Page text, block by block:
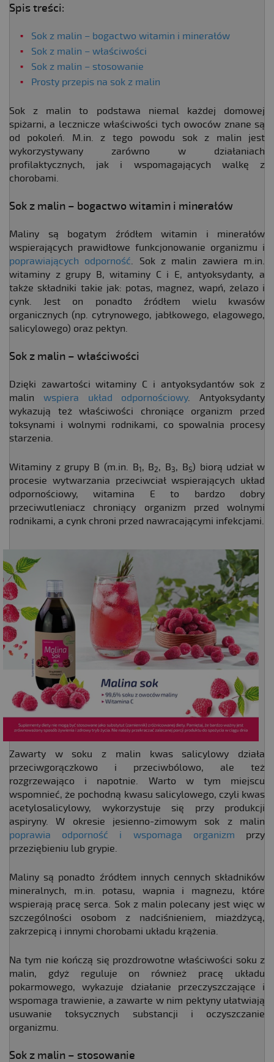
Spis treści:
Sok z malin – bogactwo witamin i minerałów
Sok z malin – właściwości
Sok z malin – stosowanie
Prosty przepis na sok z malin
Sok z malin to podstawa niemal każdej domowej
spiżarni, a lecznicze właściwości tych owoców znane są
od pokoleń. M.in. z tego powodu sok z malin jest
wykorzystywany zarówno w działaniach
profilaktycznych, jak i wspomagających walkę z
chorobami.
Sok z malin – bogactwo witamin i minerałów
Maliny są bogatym źródłem witamin i minerałów
wspierających prawidłowe funkcjonowanie organizmu i
poprawiających odporność. Sok z malin zawiera m.in.
witaminy z grupy B, witaminy C i E, antyoksydanty, a
także składniki takie jak: potas, magnez, wapń, żelazo i
cynk. Jest on ponadto źródłem wielu kwasów
organicznych (np. cytrynowego, jabłkowego, elagowego,
salicylowego) oraz pektyn.
Sok z malin – właściwości
Dzięki zawartości witaminy C i antyoksydantów sok z
malin wspiera układ odpornościowy. Antyoksydanty
wykazują też właściwości chroniące organizm przed
toksynami i wolnymi rodnikami, co spowalnia procesy
starzenia.
Witaminy z grupy B (m.in. B1, B2, B3, B5) biorą udział w
procesie wytwarzania przeciwciał wspierających układ
odpornościowy, witamina E to bardzo dobry
przeciwutleniacz chroniący organizm przed wolnymi
rodnikami, a cynk chroni przed nawracającymi infekcjami.
Zawarty w soku z malin kwas salicylowy działa
przeciwgorączkowo i przeciwbólowo, ale też
rozgrzewająco i napotnie. Warto w tym miejscu
wspomnieć, że pochodną kwasu salicylowego, czyli kwas
acetylosalicylowy, wykorzystuje się przy produkcji
aspiryny. W okresie jesienno-zimowym sok z malin
poprawia odporność i wspomaga organizm przy
przeziębieniu lub grypie.
Maliny są ponadto źródłem innych cennych składników
mineralnych, m.in. potasu, wapnia i magnezu, które
wspierają pracę serca. Sok z malin polecany jest więc w
szczególności osobom z nadciśnieniem, miażdżycą,
zakrzepicą i innymi chorobami układu krążenia.
Na tym nie kończą się prozdrowotne właściwości soku z
malin, gdyż reguluje on również pracę układu
pokarmowego, wykazuje działanie przeczyszczające i
wspomaga trawienie, a zawarte w nim pektyny ułatwiają
usuwanie toksycznych substancji i oczyszczanie
organizmu.
Sok z malin – stosowanie